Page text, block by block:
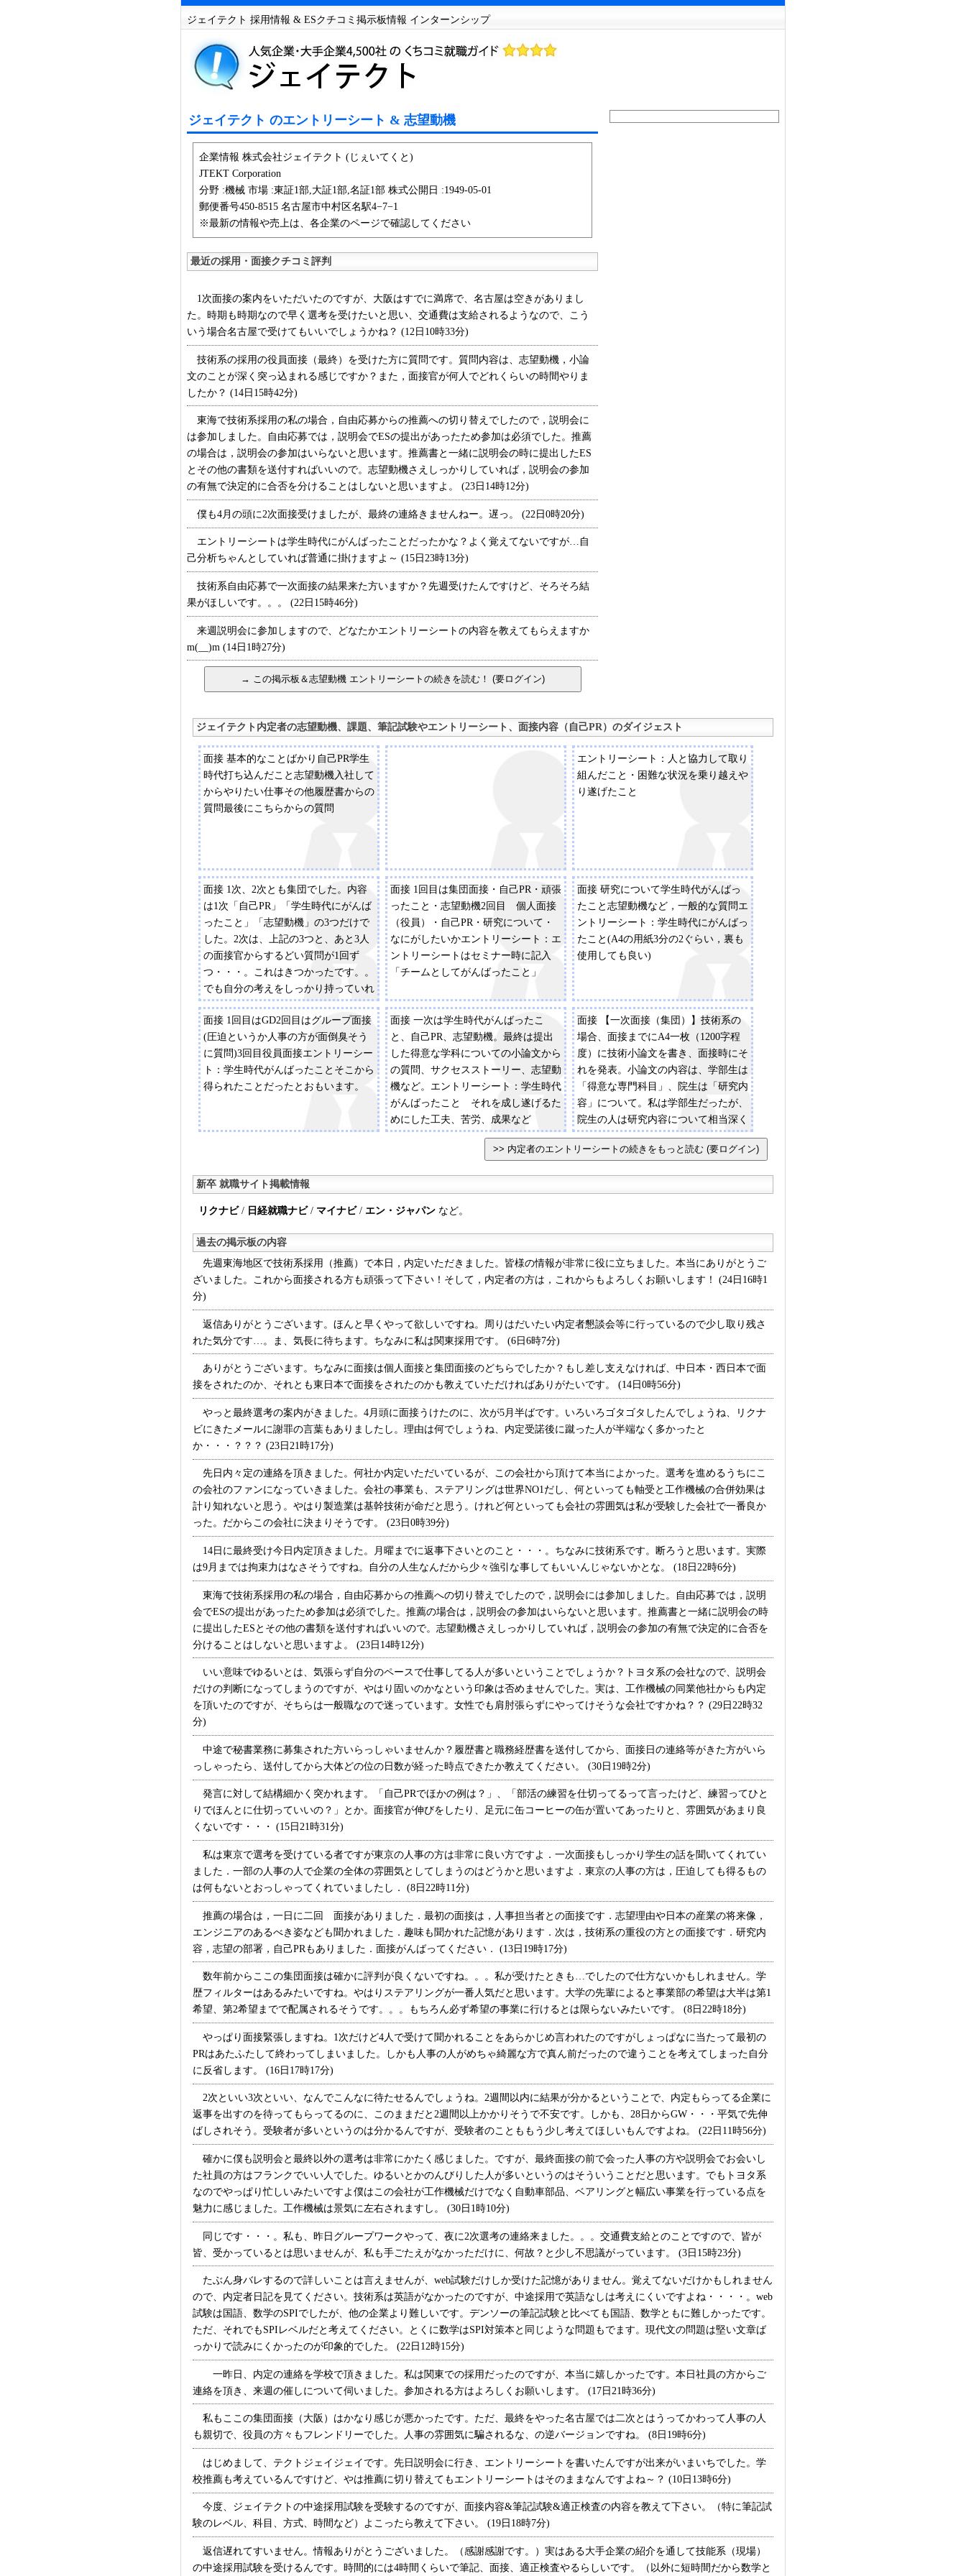
ジェイテクト 採用情報 & ESクチコミ掲示板情報 インターンシップ
ジェイテクト のエントリーシート & 志望動機
企業情報 株式会社ジェイテクト (じぇいてくと)
JTEKT Corporation
分野 :機械 市場 :東証1部,大証1部,名証1部 株式公開日 :1949-05-01
郵便番号450-8515 名古屋市中村区名駅4−7−1
※最新の情報や売上は、各企業のページで確認してください
最近の採用・面接クチコミ評判
1次面接の案内をいただいたのですが、大阪はすでに満席で、名古屋は空きがありまし
た。時期も時期なので早く選考を受けたいと思い、交通費は支給されるようなので、こう
いう場合名古屋で受けてもいいでしょうかね？ (12日10時33分)
技術系の採用の役員面接（最終）を受けた方に質問です。質問内容は、志望動機，小論
文のことが深く突っ込まれる感じですか？また，面接官が何人でどれくらいの時間やりま
したか？ (14日15時42分)
東海で技術系採用の私の場合，自由応募からの推薦への切り替えでしたので，説明会に
は参加しました。自由応募では，説明会でESの提出があったため参加は必須でした。推薦
の場合は，説明会の参加はいらないと思います。推薦書と一緒に説明会の時に提出したES
とその他の書類を送付すればいいので。志望動機さえしっかりしていれば，説明会の参加
の有無で決定的に合否を分けることはしないと思いますよ。 (23日14時12分)
僕も4月の頭に2次面接受けましたが、最終の連絡きませんねー。遅っ。 (22日0時20分)
エントリーシートは学生時代にがんばったことだったかな？よく覚えてないですが…自
己分析ちゃんとしていれば普通に掛けますよ～ (15日23時13分)
技術系自由応募で一次面接の結果来た方いますか？先週受けたんですけど、そろそろ結
果がほしいです。。。 (22日15時46分)
来週説明会に参加しますので、どなたかエントリーシートの内容を教えてもらえますか
m(__)m (14日1時27分)
ジェイテクト内定者の志望動機、課題、筆記試験やエントリーシート、面接内容（自己PR）のダイジェスト
面接 基本的なことばかり自己PR学生
時代打ち込んだこと志望動機入社して
からやりたい仕事その他履歴書からの
質問最後にこちらからの質問
エントリーシート：人と協力して取り
組んだこと・困難な状況を乗り越えや
り遂げたこと
面接 1次、2次とも集団でした。内容
は1次「自己PR」「学生時代にがんば
ったこと」「志望動機」の3つだけで
した。2次は、上記の3つと、あと3人
の面接官からするどい質問が1回ず
つ・・・。これはきつかったです。。
でも自分の考えをしっかり持っていれ
ば大丈夫！！エントリーシート：学生
時代にがんばったことを説明会の時に
書きました。
面接 1回目は集団面接・自己PR・頑張
ったこと・志望動機2回目 個人面接
（役員）・自己PR・研究について・
なにがしたいかエントリーシート：エ
ントリーシートはセミナー時に記入
「チームとしてがんばったこと」
面接 研究について学生時代がんばっ
たこと志望動機など，一般的な質問エ
ントリーシート：学生時代にがんばっ
たこと(A4の用紙3分の2ぐらい，裏も
使用しても良い)
面接 1回目はGD2回目はグループ面接
(圧迫というか人事の方が面倒臭そう
に質問)3回目役員面接エントリーシー
ト：学生時代がんばったことそこから
得られたことだったとおもいます。
面接 一次は学生時代がんばったこ
と、自己PR、志望動機。最終は提出
した得意な学科についての小論文から
の質問、サクセスストーリー、志望動
機など。エントリーシート：学生時代
がんばったこと それを成し遂げるた
めにした工夫、苦労、成果など
面接 【一次面接（集団）】技術系の
場合、面接までにA4一枚（1200字程
度）に技術小論文を書き、面接時にそ
れを発表。小論文の内容は、学部生は
「得意な専門科目」、院生は「研究内
容」について。私は学部生だったが、
院生の人は研究内容について相当深く
突っ込まれていたので、院生は注意す
べきだろう。他にも志望動機等、履歴
も「それって当たり前の事じゃな
い？」とか「全然伝わって来ない」と
か言われたが、それにめげずに最後ま
でアピールした。深く突っ込まれる
突っ込まれてなかったので、そこまで
ト：学生時代頑張って来た事について
手書きで記入（A4用紙半分程度）。
新卒 就職サイト掲載情報
リクナビ/ 日経就職ナビ/ マイナビ/ エン・ジャパン など。
過去の掲示板の内容
先週東海地区で技術系採用（推薦）で本日，内定いただきました。皆様の情報が非常に役に立ちました。本当にありがとうご
ざいました。これから面接される方も頑張って下さい！そして，内定者の方は，これからもよろしくお願いします！ (24日16時1
分)
返信ありがとうございます。ほんと早くやって欲しいですね。周りはだいたい内定者懇談会等に行っているので少し取り残さ
れた気分です…。ま、気長に待ちます。ちなみに私は関東採用です。 (6日6時7分)
ありがとうございます。ちなみに面接は個人面接と集団面接のどちらでしたか？もし差し支えなければ、中日本・西日本で面
接をされたのか、それとも東日本で面接をされたのかも教えていただければありがたいです。 (14日0時56分)
やっと最終選考の案内がきました。4月頭に面接うけたのに、次が5月半ばです。いろいろゴタゴタしたんでしょうね、リクナ
ビにきたメールに謝罪の言葉もありましたし。理由は何でしょうね、内定受諾後に蹴った人が半端なく多かったと
か・・・？？？ (23日21時17分)
先日内々定の連絡を頂きました。何社か内定いただいているが、この会社から頂けて本当によかった。選考を進めるうちにこ
の会社のファンになっていきました。会社の事業も、ステアリングは世界NO1だし、何といっても軸受と工作機械の合併効果は
計り知れないと思う。やはり製造業は基幹技術が命だと思う。けれど何といっても会社の雰囲気は私が受験した会社で一番良か
った。だからこの会社に決まりそうです。 (23日0時39分)
14日に最終受け今日内定頂きました。月曜までに返事下さいとのこと・・・。ちなみに技術系です。断ろうと思います。実際
は9月までは拘束力はなさそうですね。自分の人生なんだから少々強引な事してもいいんじゃないかとな。 (18日22時6分)
東海で技術系採用の私の場合，自由応募からの推薦への切り替えでしたので，説明会には参加しました。自由応募では，説明
会でESの提出があったため参加は必須でした。推薦の場合は，説明会の参加はいらないと思います。推薦書と一緒に説明会の時
に提出したESとその他の書類を送付すればいいので。志望動機さえしっかりしていれば，説明会の参加の有無で決定的に合否を
分けることはしないと思いますよ。 (23日14時12分)
いい意味でゆるいとは、気張らず自分のペースで仕事してる人が多いということでしょうか？トヨタ系の会社なので、説明会
だけの判断になってしまうのですが、やはり固いのかなという印象は否めませんでした。実は、工作機械の同業他社からも内定
を頂いたのですが、そちらは一般職なので迷っています。女性でも肩肘張らずにやってけそうな会社ですかね？？ (29日22時32
分)
中途で秘書業務に募集された方いらっしゃいませんか？履歴書と職務経歴書を送付してから、面接日の連絡等がきた方がいら
っしゃったら、送付してから大体どの位の日数が経った時点できたか教えてください。 (30日19時2分)
発言に対して結構細かく突かれます。「自己PRでほかの例は？」、「部活の練習を仕切ってるって言ったけど、練習ってひと
りでほんとに仕切っていいの？」とか。面接官が伸びをしたり、足元に缶コーヒーの缶が置いてあったりと、雰囲気があまり良
くないです・・・ (15日21時31分)
私は東京で選考を受けている者ですが東京の人事の方は非常に良い方ですよ．一次面接もしっかり学生の話を聞いてくれてい
ました．一部の人事の人で企業の全体の雰囲気としてしまうのはどうかと思いますよ．東京の人事の方は，圧迫しても得るもの
は何もないとおっしゃってくれていましたし． (8日22時11分)
推薦の場合は，一日に二回 面接がありました．最初の面接は，人事担当者との面接です．志望理由や日本の産業の将来像，
エンジニアのあるべき姿なども聞かれました．趣味も聞かれた記憶があります．次は，技術系の重役の方との面接です．研究内
容，志望の部署，自己PRもありました．面接がんばってください． (13日19時17分)
数年前からここの集団面接は確かに評判が良くないですね。。。私が受けたときも…でしたので仕方ないかもしれません。学
歴フィルターはあるみたいですね。やはりステアリングが一番人気だと思います。大学の先輩によると事業部の希望は大半は第1
希望、第2希望までで配属されるそうです。。。もちろん必ず希望の事業に行けるとは限らないみたいです。 (8日22時18分)
やっぱり面接緊張しますね。1次だけど4人で受けて聞かれることをあらかじめ言われたのですがしょっぱなに当たって最初の
PRはあたふたして終わってしまいました。しかも人事の人がめちゃ綺麗な方で真ん前だったので違うことを考えてしまった自分
に反省します。 (16日17時17分)
2次といい3次といい、なんでこんなに待たせるんでしょうね。2週間以内に結果が分かるということで、内定もらってる企業に
返事を出すのを待ってもらってるのに、このままだと2週間以上かかりそうで不安です。しかも、28日からGW・・・平気で先伸
ばしされそう。受験者が多いというのは分かるんですが、受験者のことももう少し考えてほしいもんですよね。 (22日11時56分)
確かに僕も説明会と最終以外の選考は非常にかたく感じました。ですが、最終面接の前で会った人事の方や説明会でお会いし
た社員の方はフランクでいい人でした。ゆるいとかのんびりした人が多いというのはそういうことだと思います。でもトヨタ系
なのでやっぱり忙しいみたいですよ僕はこの会社が工作機械だけでなく自動車部品、ベアリングと幅広い事業を行っている点を
魅力に感じました。工作機械は景気に左右されますし。 (30日1時10分)
同じです・・・。私も、昨日グループワークやって、夜に2次選考の連絡来ました。。。交通費支給とのことですので、皆が
皆、受かっているとは思いませんが、私も手ごたえがなかっただけに、何故？と少し不思議がっています。 (3日15時23分)
たぶん身バレするので詳しいことは言えませんが、web試験だけしか受けた記憶がありません。覚えてないだけかもしれません
ので、内定者日記を見てください。技術系は英語がなかったのですが、中途採用で英語なしは考えにくいですよね・・・・。web
試験は国語、数学のSPIでしたが、他の企業より難しいです。デンソーの筆記試験と比べても国語、数学ともに難しかったです。
ただ、それでもSPIレベルだと考えてください。とくに数学はSPI対策本と同じような問題もでます。現代文の問題は堅い文章ば
っかりで読みにくかったのが印象的でした。 (22日12時15分)
一昨日、内定の連絡を学校で頂きました。私は関東での採用だったのですが、本当に嬉しかったです。本日社員の方からご
連絡を頂き、来週の催しについて伺いました。参加される方はよろしくお願いします。 (17日21時36分)
私もここの集団面接（大阪）はかなり感じが悪かったです。ただ、最終をやった名古屋では二次とはうってかわって人事の人
も親切で、役員の方々もフレンドリーでした。人事の雰囲気に騙されるな、の逆バージョンですね。 (8日19時6分)
はじめまして、テクトジェイジェイです。先日説明会に行き、エントリーシートを書いたんですが出来がいまいちでした。学
校推薦も考えているんですけど、やは推薦に切り替えてもエントリーシートはそのままなんですよね～？ (10日13時6分)
今度、ジェイテクトの中途採用試験を受験するのですが、面接内容&筆記試験&適正検査の内容を教えて下さい。（特に筆記試
験のレベル、科目、方式、時間など）よこったら教えて下さい。 (19日18時7分)
返信遅れてすいません。情報ありがとうございました。（感謝感謝です。）実はある大手企業の紹介を通して技能系（現場）
の中途採用試験を受けるんです。時間的には4時間くらいで筆記、面接、適正検査やるらしいです。（以外に短時間だから数学と